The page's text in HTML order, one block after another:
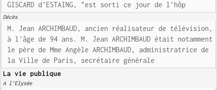
GISCARD d'ESTAING, "est sorti ce jour de l'hôp
Décès
M. Jean ARCHIMBAUD, ancien réalisateur de télévision,
à l'âge de 94 ans. M. Jean ARCHIMBAUD était notamment
le père de Mme Angèle ARCHIMBAUD, administratrice de
la Ville de Paris, secrétaire générale
La vie publique
A l'Elysée